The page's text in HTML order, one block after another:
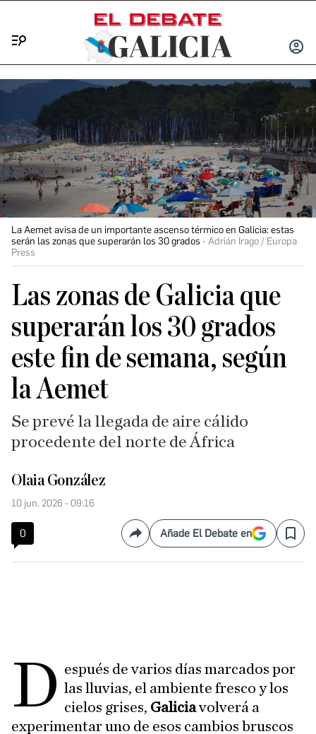
INICIAR
La Aemet avisa de un importante ascenso térmico en Galicia: estas
serán las zonas que superarán los 30 grados
Adrián Irago / Europa
Press
Las zonas de Galicia que
superarán los 30 grados
este fin de semana, según
la Aemet
Se prevé la llegada de aire cálido
procedente del norte de África
Olaia González
10 jun. 2026 - 09:16
0 CompartirAñade El Debate en Save
D espués de varios días marcados por
las lluvias, el ambiente fresco y los
cielos grises, Galiciavolverá a
experimentar uno de esos cambios bruscos